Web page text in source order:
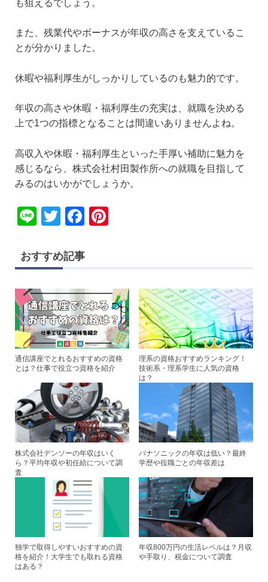
も狙えるでしょう。
また、残業代やボーナスが年収の高さを支えているこ
とが分かりました。
休暇や福利厚生がしっかりしているのも魅力的です。
年収の高さや休暇・福利厚生の充実は、就職を決める
上で1つの指標となることは間違いありませんよね。
高収入や休暇・福利厚生といった手厚い補助に魅力を
感じるなら、株式会社村田製作所への就職を目指して
みるのはいかがでしょうか。
Li
e
T
tt
er
F
c
b
o
o
k
st
おすすめ記事
通信講座でとれるおすすめの資格
とは？仕事で役立つ資格を紹介
理系の資格おすすめランキング！
技術系・理系学生に人気の資格
は？
株式会社デンソーの年収はいく
ら？平均年収や初任給について調
査
パナソニックの年収は低い？最終
学歴や役職ごとの年収差は
独学で取得しやすいおすすめの資
格を紹介！大学生でも取れる資格
はある？
年収800万円の生活レベルは？月収
や手取り、税金について調査